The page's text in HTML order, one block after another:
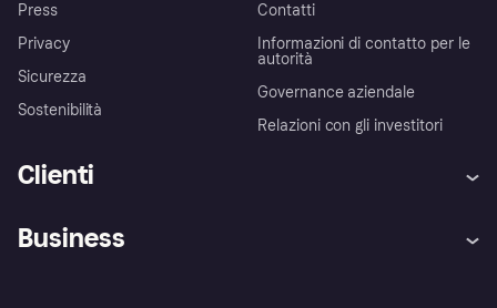
Press
Privacy
Sicurezza
Sostenibilità
Contatti
Informazioni di contatto per le
autorità
Governance aziendale
Relazioni con gli investitori
Clienti
Assistenza
Business